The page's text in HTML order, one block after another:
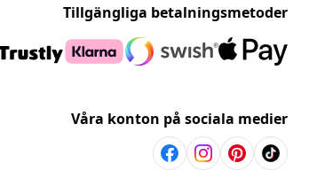
Tillgängliga betalningsmetoder
Våra konton på sociala medier